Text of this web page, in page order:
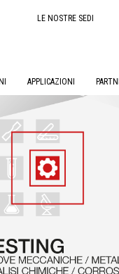
LE NOSTRE SEDI
APPLICAZIONI